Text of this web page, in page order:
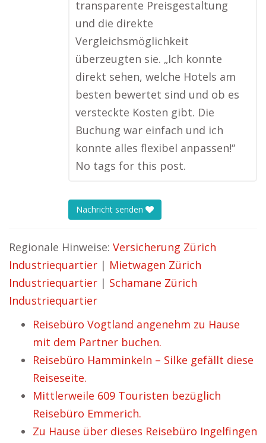
transparente Preisgestaltung
und die direkte
Vergleichsmöglichkeit
überzeugten sie. „Ich konnte
direkt sehen, welche Hotels am
besten bewertet sind und ob es
versteckte Kosten gibt. Die
Buchung war einfach und ich
konnte alles flexibel anpassen!“
No tags for this post.
Nachricht senden
Regionale Hinweise: Versicherung Zürich
Industriequartier | Mietwagen Zürich
Industriequartier | Schamane Zürich
Industriequartier
Reisebüro Vogtland angenehm zu Hause
mit dem Partner buchen.
Reisebüro Hamminkeln – Silke gefällt diese
Reiseseite.
Mittlerweile 609 Touristen bezüglich
Reisebüro Emmerich.
Zu Hause über dieses Reisebüro Ingelfingen